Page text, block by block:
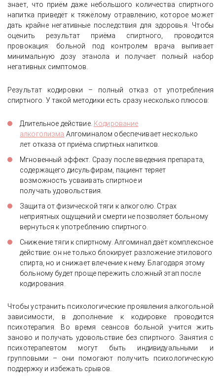
знает, что приём даже небольшого количества спиртного
напитка приведёт к тяжёлому отравлению, которое может
дать крайне негативные последствия для здоровья. Чтобы
оценить результат приёма спиртного, проводится
провокация: больной под контролем врача выпивает
минимальную дозу этанола и получает полный набор
негативных симптомов.
Результат кодировки – полный отказ от употребления
спиртного. У такой методики есть сразу несколько плюсов:
Длительное действие. Кодирование
алкоголизма Алгоминалом обеспечивает несколько
лет отказа от приёма спиртных напитков.
Мгновенный эффект. Сразу после введения препарата,
содержащего дисульфирам, пациент теряет
возможность усваивать спиртное и
получать удовольствия.
Защита от физической тяги к алкоголю. Страх
неприятных ощущений и смерти не позволяет больному
вернуться к употреблению спиртного.
Снижение тяги к спиртному. Алгоминал даёт комплексное
действие: он не только блокирует разложение этилового
спирта, но и снижает влечение к нему. Благодаря этому
больному будет проще пережить сложный этап после
кодирования.
Чтобы устранить психологические проявления алкогольной
зависимости, в дополнение к кодировке проводится
психотерапия. Во время сеансов больной учится жить
заново и получать удовольствие без спиртного. Занятия с
психотерапевтом могут быть индивидуальными и
групповыми – они помогают получить психологическую
поддержку и избежать срывов.